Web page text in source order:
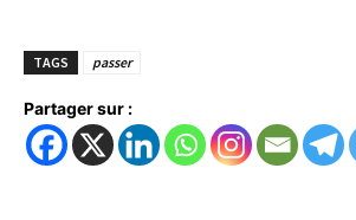
TAGS passer
Partager sur :